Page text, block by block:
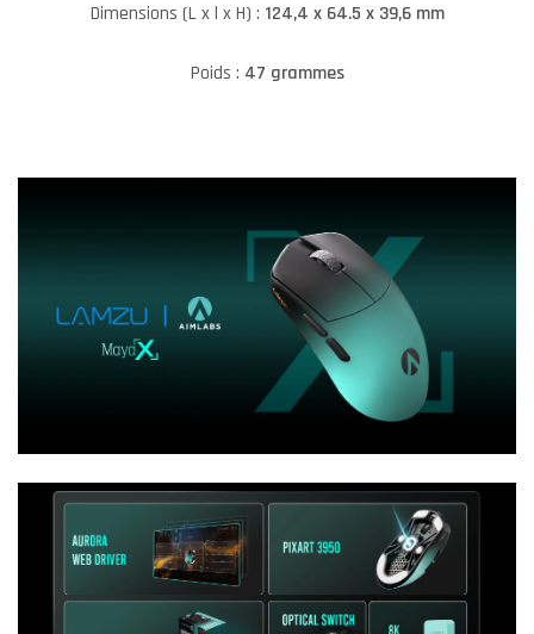
Dimensions (L x l x H) : 124,4 x 64.5 x 39,6 mm
Poids : 47 grammes